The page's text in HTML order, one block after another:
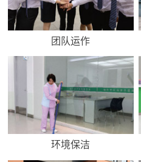
团队运作
环境保洁